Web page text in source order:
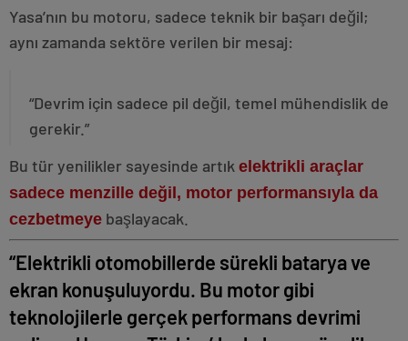
Yasa’nın bu motoru, sadece teknik bir başarı değil;
aynı zamanda sektöre verilen bir mesaj:
“Devrim için sadece pil değil, temel mühendislik de
gerekir.”
Bu tür yenilikler sayesinde artık elektrikli araçlar
sadece menzille değil, motor performansıyla da
cezbetmeye başlayacak.
“Elektrikli otomobillerde sürekli batarya ve
ekran konuşuluyordu. Bu motor gibi
teknolojilerle gerçek performans devrimi